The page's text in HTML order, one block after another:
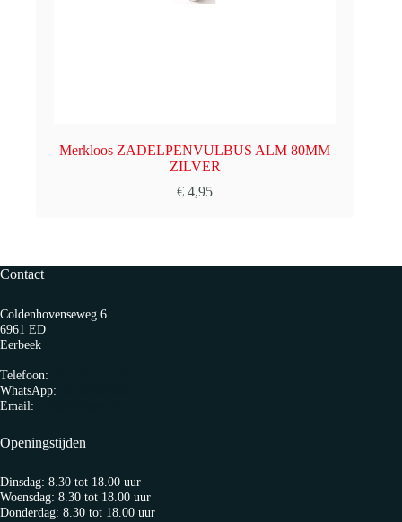
Merkloos ZADELPENVULBUS ALM 80MM
ZILVER
€ 4,95
Contact
Coldenhovenseweg 6
6961 ED
Eerbeek
Telefoon:
WhatsApp:
Email:
Openingstijden
Dinsdag: 8.30 tot 18.00 uur
Woensdag: 8.30 tot 18.00 uur
Donderdag: 8.30 tot 18.00 uur